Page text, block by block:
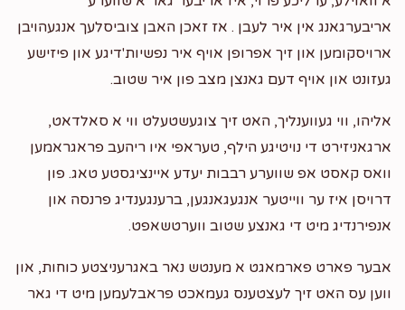
אריבערגאנג אין איר לעבן . אז זאכן האבן צוביסלעך אנגעהויבן
ארויסקומען און זיך אפרופן אויף איר נפשיות'דיגע און פיזישע
געזונט און אויף דעם גאנצן מצב פון איר שטוב.
אליהו, ווי געווענליך, האט זיך צוגעשטעלט ווי א סאלדאט,
ארגאניזירט די נויטיגע הילף, טעראפי איו ריהעב פראגראמען
וואס קאסט אפ שווערע רבבות יעדע איינציגסטע טאג. פון
דרויסן איז ער ווייטער אנגעגאנגען, ברענגענדיג פרנסה און
אנפירנדיג מיט די גאנצע שטוב ווערטשאפט.
אבער פארט פארמאגט א מענטש נאר באגרעניצטע כוחות, און
ווען עס האט זיך לעצטענס געמאכט פראבלעמען מיט די גאר